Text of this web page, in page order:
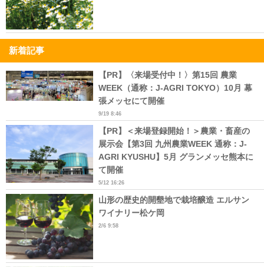
新着記事
【PR】〈来場受付中！〉第15回 農業
WEEK（通称：J-AGRI TOKYO）10月 幕
張メッセにて開催
9/19 8:46
【PR】＜来場登録開始！＞農業・畜産の
展示会【第3回 九州農業WEEK 通称：J-
AGRI KYUSHU】5月 グランメッセ熊本に
て開催
5/12 16:26
山形の歴史的開墾地で栽培醸造 エルサン
ワイナリー松ケ岡
2/6 9:58